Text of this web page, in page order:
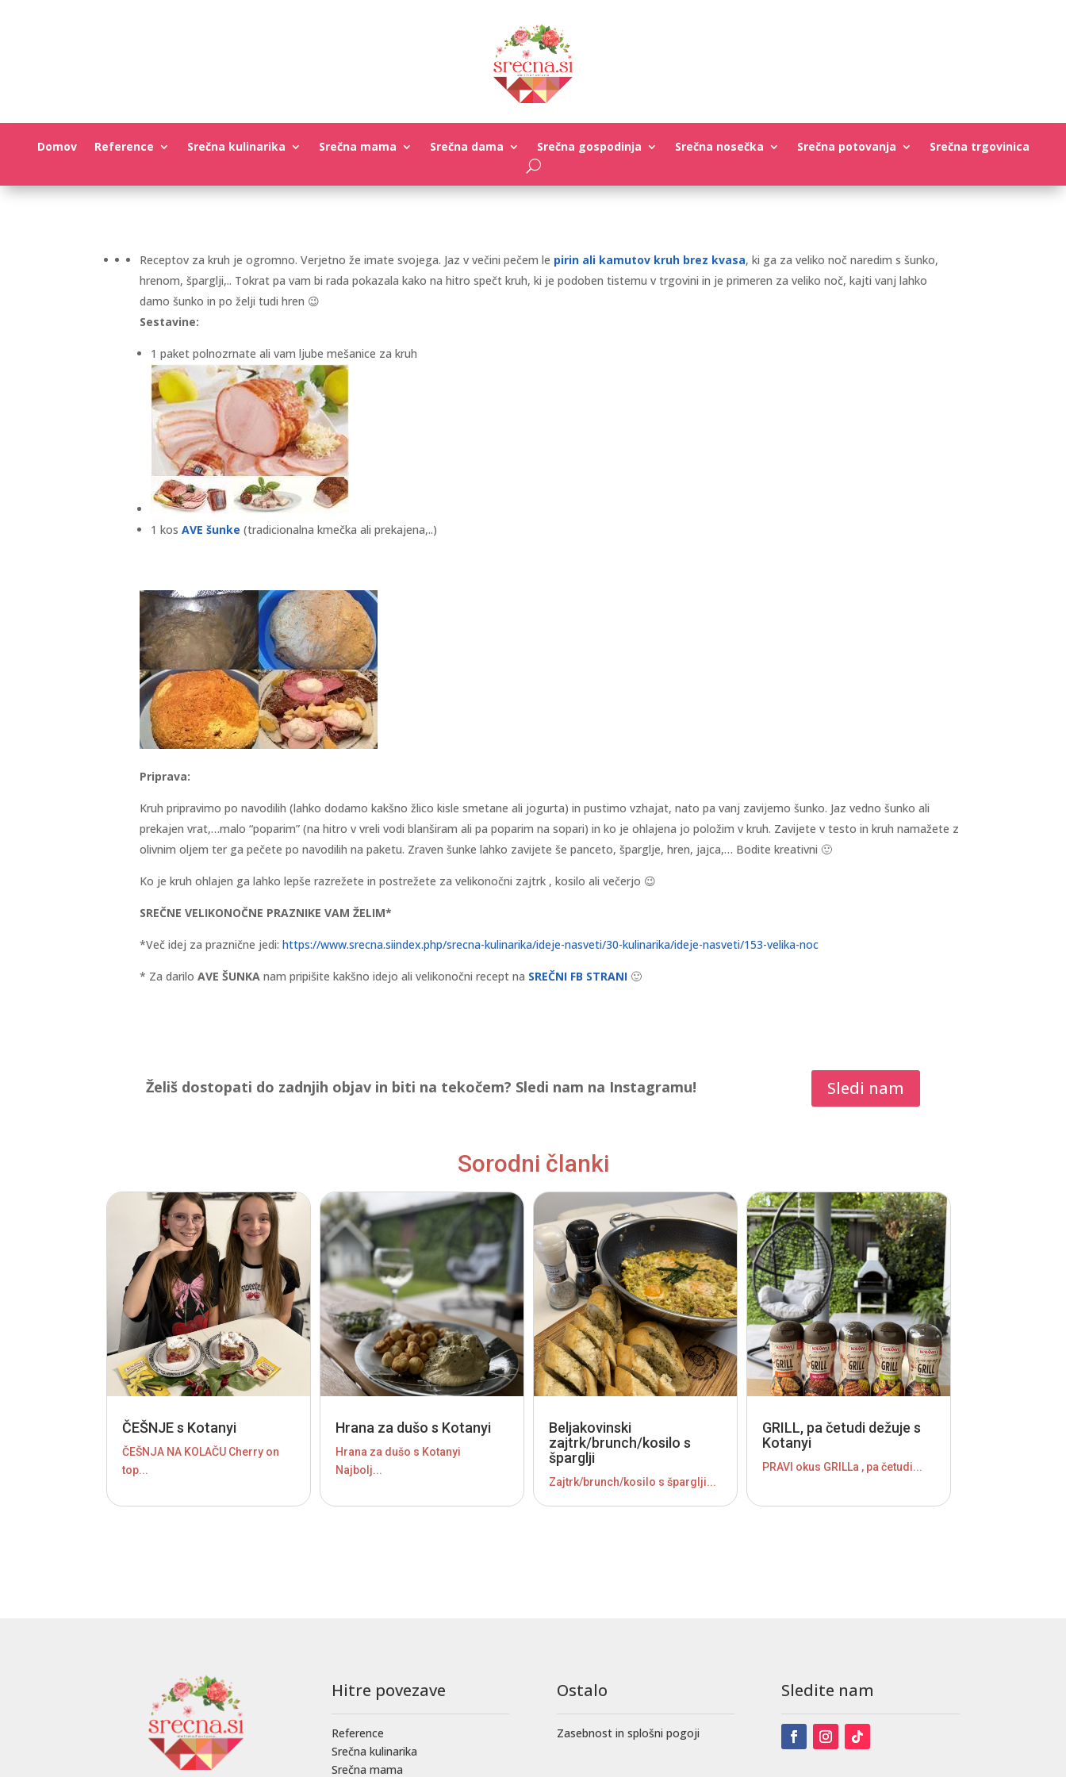
Domov Reference Srečna kulinarika Srečna mama Srečna dama Srečna gospodinja Srečna nosečka Srečna potovanja Srečna trgovinica
Receptov za kruh je ogromno. Verjetno že imate svojega. Jaz v večini pečem le pirin ali kamutov kruh brez kvasa, ki ga za veliko noč naredim s šunko,
hrenom, šparglji,.. Tokrat pa vam bi rada pokazala kako na hitro spečt kruh, ki je podoben tistemu v trgovini in je primeren za veliko noč, kajti vanj lahko
damo šunko in po želji tudi hren 😉
Sestavine:
1 paket polnozrnate ali vam ljube mešanice za kruh
1 kosAVE šunke (tradicionalna kmečka ali prekajena,..)
Priprava:
Kruh pripravimo po navodilih (lahko dodamo kakšno žlico kisle smetane ali jogurta) in pustimo vzhajat, nato pa vanj zavijemo šunko. Jaz vedno šunko ali
prekajen vrat,…malo “poparim” (na hitro v vreli vodi blanširam ali pa poparim na sopari) in ko je ohlajena jo položim v kruh. Zavijete v testo in kruh namažete z
olivnim oljem ter ga pečete po navodilih na paketu. Zraven šunke lahko zavijete še panceto, šparglje, hren, jajca,… Bodite kreativni 🙂
Ko je kruh ohlajen ga lahko lepše razrežete in postrežete za velikonočni zajtrk , kosilo ali večerjo 😉
SREČNE VELIKONOČNE PRAZNIKE VAM ŽELIM*
*Več idej za praznične jedi:https://www.srecna.siindex.php/srecna-kulinarika/ideje-nasveti/30-kulinarika/ideje-nasveti/153-velika-noc
* Za dariloAVE ŠUNKA nam pripišite kakšno idejo ali velikonočni recept na SREČNI FB STRANI 🙂
Želiš dostopati do zadnjih objav in biti na tekočem? Sledi nam na Instagramu! Sledi nam
Sorodni članki
ČEŠNJE s Kotanyi
ČEŠNJA NA KOLAČU Cherry on
top...
Hrana za dušo s Kotanyi
Hrana za dušo s Kotanyi
Najbolj...
Beljakovinski
zajtrk/brunch/kosilo s
šparglji
Zajtrk/brunch/kosilo s šparglji...
GRILL, pa četudi dežuje s
Kotanyi
PRAVI okus GRILLa , pa četudi...
Hitre povezave
Reference
Srečna kulinarika
Srečna mama
Ostalo
Zasebnost in splošni pogoji
Sledite nam